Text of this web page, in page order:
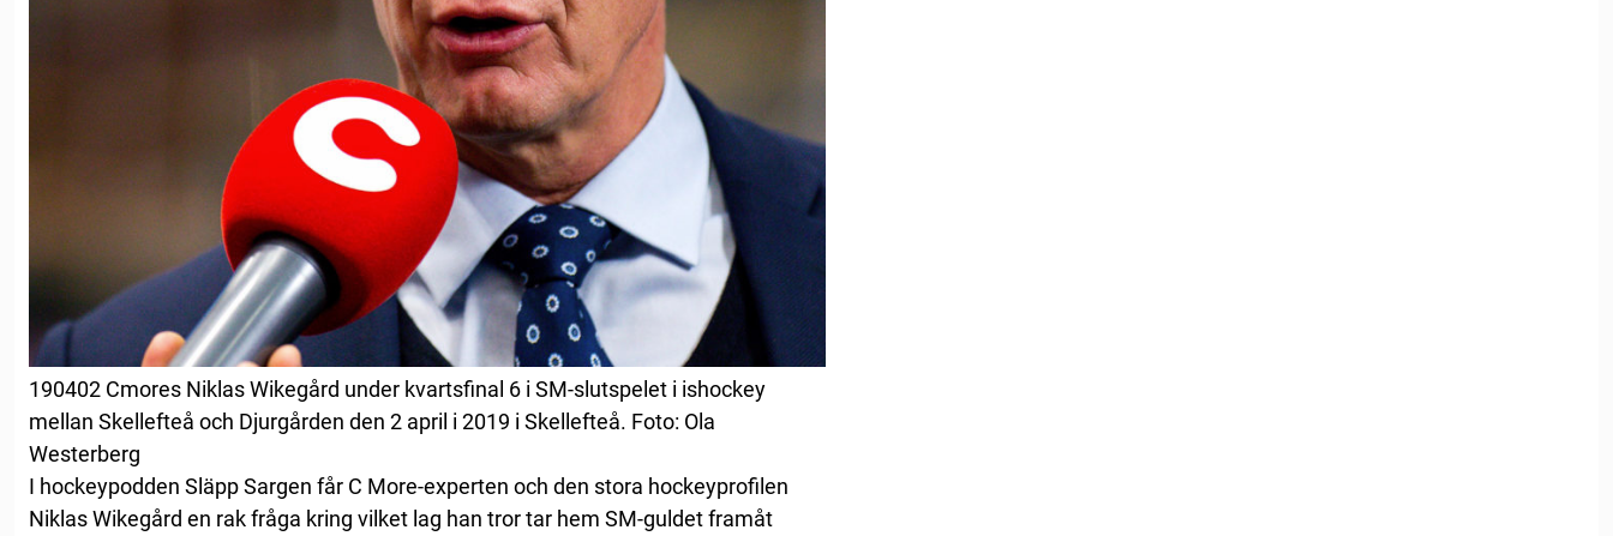
190402 Cmores Niklas Wikegård under kvartsfinal 6 i SM-slutspelet i ishockey
mellan Skellefteå och Djurgården den 2 april i 2019 i Skellefteå. Foto: Ola
Westerberg
I hockeypodden Släpp Sargen får C More-experten och den stora hockeyprofilen
Niklas Wikegård en rak fråga kring vilket lag han tror tar hem SM-guldet framåt